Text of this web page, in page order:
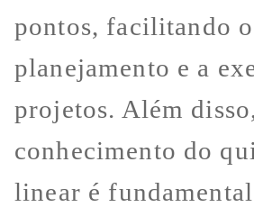
pontos, facilitando o
planejamento e a
projetos. Além
conhecimento do
linear é